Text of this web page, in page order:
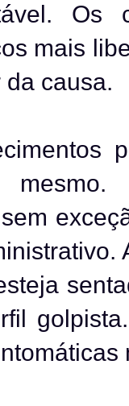
Os
mais
causa.